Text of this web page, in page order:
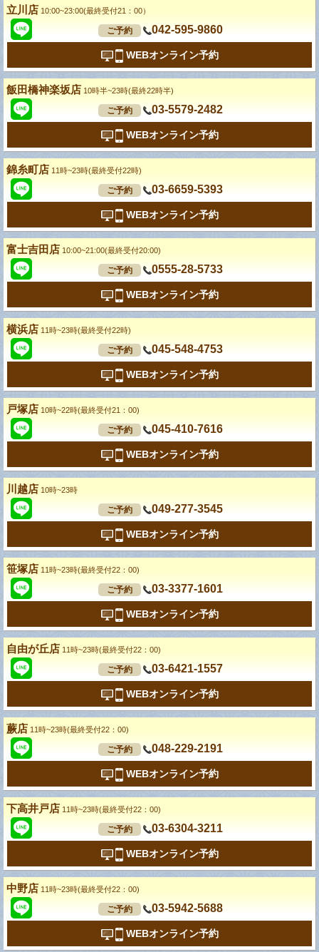
立川店 10:00~23:00(最終受付21：00）
ご予約 042-595-9860
WEBオンライン予約
飯田橋神楽坂店 10時半~23時(最終22時半)
ご予約 03-5579-2482
WEBオンライン予約
錦糸町店 11時~23時(最終受付22時)
ご予約 03-6659-5393
WEBオンライン予約
富士吉田店 10:00~21:00(最終受付20:00)
ご予約 0555-28-5733
WEBオンライン予約
横浜店 11時~23時(最終受付22時)
ご予約 045-548-4753
WEBオンライン予約
戸塚店 10時~22時(最終受付21：00)
ご予約 045-410-7616
WEBオンライン予約
川越店 10時~23時
ご予約 049-277-3545
WEBオンライン予約
笹塚店 11時~23時(最終受付22：00)
ご予約 03-3377-1601
WEBオンライン予約
自由が丘店 11時~23時(最終受付22：00)
ご予約 03-6421-1557
WEBオンライン予約
蕨店 11時~23時(最終受付22：00)
ご予約 048-229-2191
WEBオンライン予約
下高井戸店 11時~23時(最終受付22：00)
ご予約 03-6304-3211
WEBオンライン予約
中野店 11時~23時(最終受付22：00)
ご予約 03-5942-5688
WEBオンライン予約